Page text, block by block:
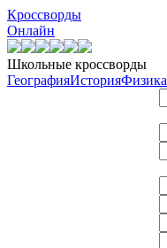
Кроссворды
Онлайн
Школьные кроссворды
ГеографияИсторияФизика